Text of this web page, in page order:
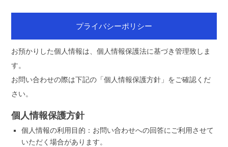
プライバシーポリシー
お預かりした個人情報は、個人情報保護法に基づき管理致しま
す。
お問い合わせの際は下記の「個人情報保護方針」をご確認くだ
さい。
個人情報保護方針
個人情報の利用目的：お問い合わせへの回答にご利用させて
いただく場合があります。